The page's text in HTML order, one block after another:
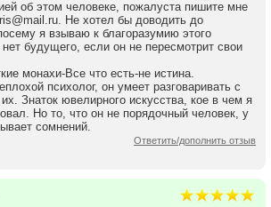
об этом человеке, пожалуста пишите мне
Не хотел бы доводить до
я взываю к благоразумию этого
нет будущего, если он не пересмотрит свои
монахи-Все что есть-не истина.
психолог, он умеет разговаривать с
Знаток ювелирного искусства, кое в чем я
Но то, что он не порядочный человек, у
сомнений.
Ответить/дополнить отзыв